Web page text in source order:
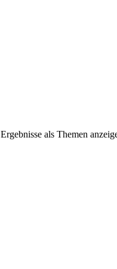
Ergebnisse als Themen